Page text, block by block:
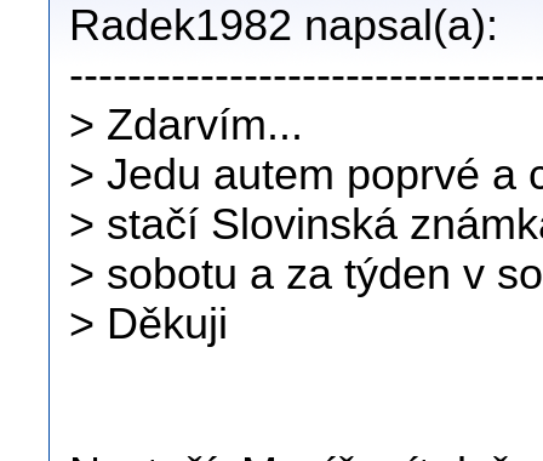
Radek1982 napsal(a):
> Zdarvím...
> Jedu autem poprvé a
> stačí Slovinská
> sobotu a za týden v
> Děkuji